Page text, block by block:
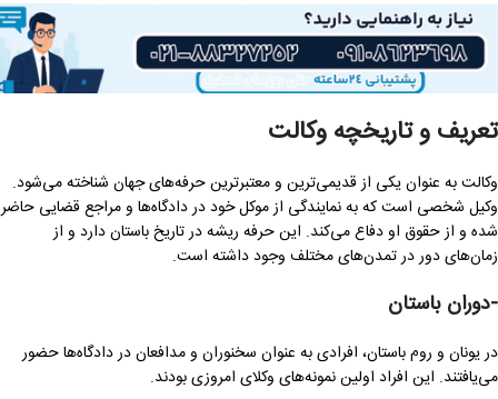
تعریف و تاریخچه وکالت
وکالت به عنوان یکی از قدیمی‌ترین و معتبرترین حرفه‌های جهان شناخته می‌شود.
وکیل شخصی است که به نمایندگی از موکل خود در دادگاه‌ها و مراجع قضایی حاضر
شده و از حقوق او دفاع می‌کند. این حرفه ریشه در تاریخ باستان دارد و از
زمان‌های دور در تمدن‌های مختلف وجود داشته است.
-دوران باستان
در یونان و روم باستان، افرادی به عنوان سخنوران و مدافعان در دادگاه‌ها حضور
می‌یافتند. این افراد اولین نمونه‌های وکلای امروزی بودند.